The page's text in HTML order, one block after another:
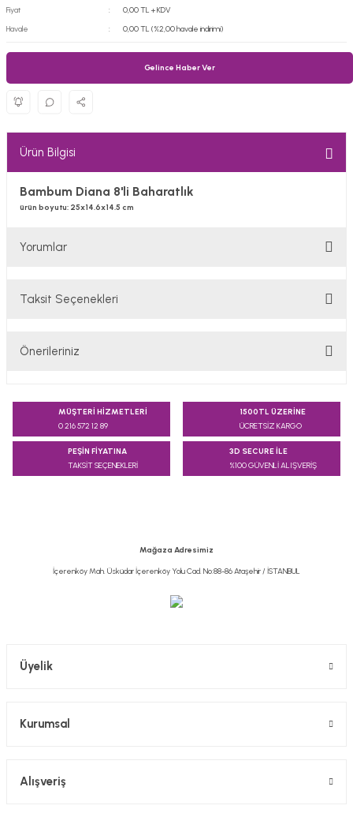
Fiyat
0,00 TL + KDV
Havale
0,00 TL (%2,00 havale indirimi)
Gelince Haber Ver
Ürün Bilgisi
Bambum Diana 8'li Baharatlık
ürün boyutu: 25x14.6x14.5 cm
Yorumlar
Taksit Seçenekleri
Önerileriniz
konularda yetersiz gördüğünüz noktaları öneri formunu
kullanarak tarafımıza iletebilirsiniz.
Ürün resmi kalitesiz, bozuk veya görüntülenemiyor.
MÜŞTERİ HİZMETLERİ
0 216 572 12 89
1500TL ÜZERİNE
ÜCRETSİZ KARGO
PEŞİN FİYATINA
TAKSİT SEÇENEKLERİ
3D SECURE İLE
%100 GÜVENLİ ALIŞVERİŞ
Mağaza Adresimiz
İçerenköy Mah. Üsküdar İçerenköy Yolu Cad. No:88-86 Ataşehir / İSTANBUL
Üyelik
Kurumsal
Alışveriş